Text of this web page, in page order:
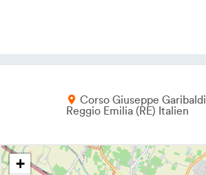
Corso Giuseppe Garibaldi
Reggio Emilia
RE Italien
+